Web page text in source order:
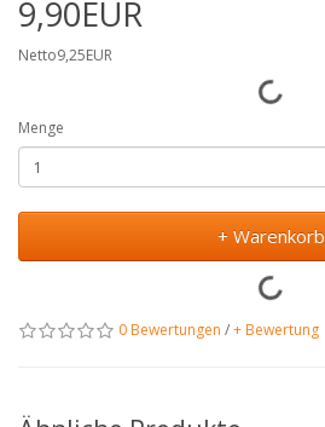
9,90EUR
Netto9,25EUR
Menge
+ Warenkorb
0 Bewertungen /+ Bewertung